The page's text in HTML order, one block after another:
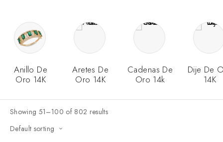
Anillo De
Oro 14K
Aretes De
Oro 14K
Cadenas De
Oro 14k
Dije De
14K
Showing 51–100 of 802 results
Default sorting